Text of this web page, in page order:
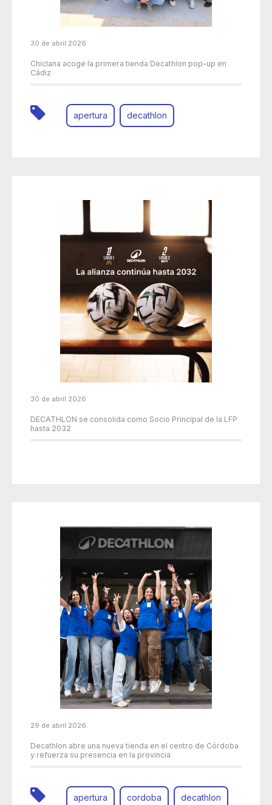
30 de abril 2026
Chiclana acoge la primera tienda Decathlon pop-up en
Cádiz
apertura decathlon
30 de abril 2026
DECATHLON se consolida como Socio Principal de la LFP
hasta 2032
29 de abril 2026
Decathlon abre una nueva tienda en el centro de Córdoba
y refuerza su presencia en la provincia
apertura cordoba decathlon